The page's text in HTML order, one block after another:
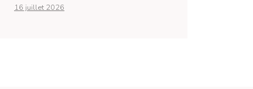
16 juillet 2026